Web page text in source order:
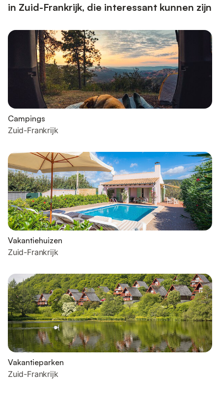
in Zuid-Frankrijk, die interessant kunnen zijn
Campings
Zuid-Frankrijk
Vakantiehuizen
Zuid-Frankrijk
Vakantieparken
Zuid-Frankrijk